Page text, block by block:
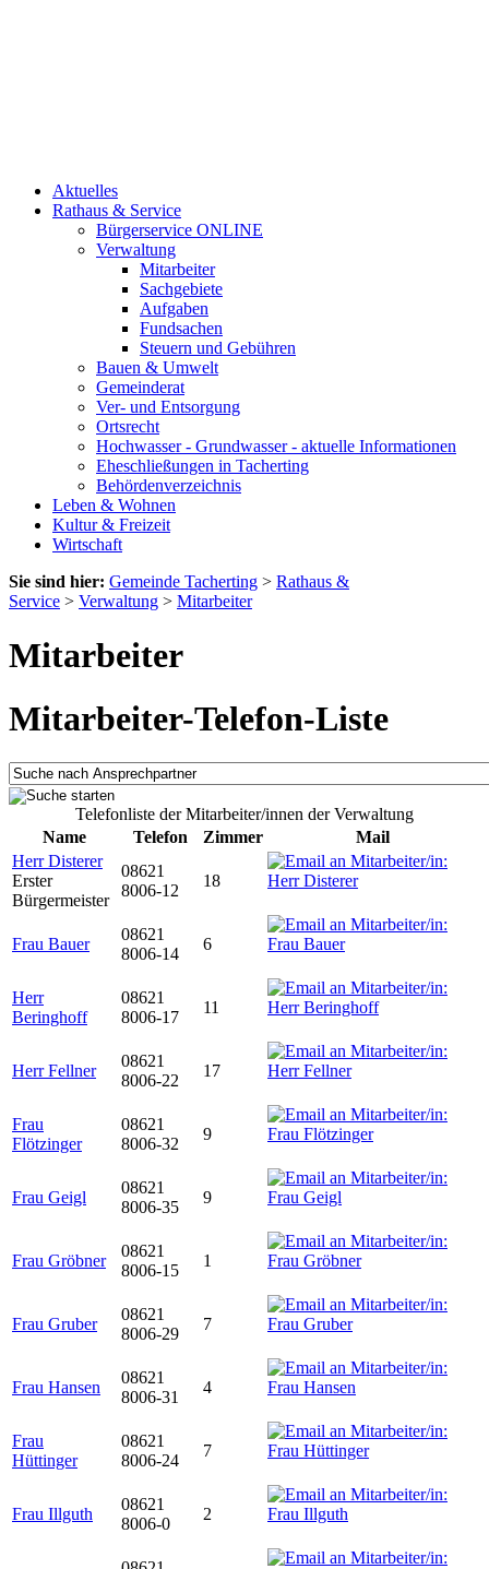
Aktuelles
Rathaus & Service
Bürgerservice ONLINE
Verwaltung
Mitarbeiter
Sachgebiete
Aufgaben
Fundsachen
Steuern und Gebühren
Bauen & Umwelt
Gemeinderat
Ver- und Entsorgung
Ortsrecht
Hochwasser - Grundwasser - aktuelle Informationen
Eheschließungen in Tacherting
Behördenverzeichnis
Leben & Wohnen
Kultur & Freizeit
Wirtschaft
Sie sind hier: Gemeinde Tacherting > Rathaus &
Service > Verwaltung > Mitarbeiter
Mitarbeiter
Mitarbeiter-Telefon-Liste
Telefonliste der Mitarbeiter/innen der Verwaltung
Name
Telefon Zimmer
Mail
Herr Disterer
Erster
Bürgermeister
08621
8006-12
18
Frau Bauer
08621
8006-14
6
Herr
Beringhoff
08621
8006-17
11
Herr Fellner
08621
8006-22
17
Frau
Flötzinger
08621
8006-32
9
Frau Geigl
08621
8006-35
9
Frau Gröbner
08621
8006-15
1
Frau Gruber
08621
8006-29
7
Frau Hansen
08621
8006-31
4
Frau
Hüttinger
08621
8006-24
7
Frau Illguth
08621
8006-0
2